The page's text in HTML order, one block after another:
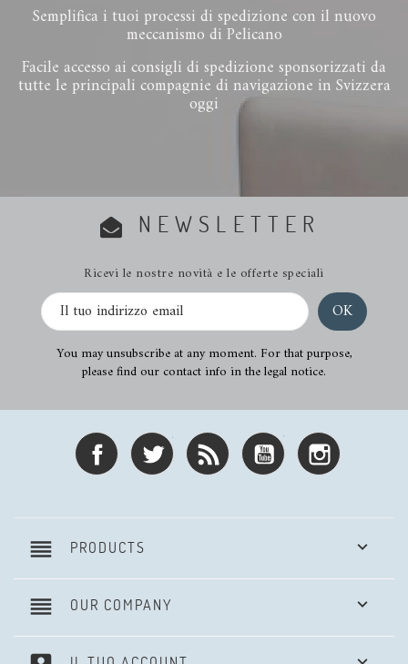
Semplifica i tuoi processi di spedizione con il nuovo
meccanismo di Pelicano
Facile accesso ai consigli di spedizione sponsorizzati da
tutte le principali compagnie di navigazione in Svizzera
oggi
NEWSLETTER
Ricevi le nostre novità e le offerte speciali
You may unsubscribe at any moment. For that purpose,
please find our contact info in the legal notice.
Facebook Twitter Rss YouTube
reorder PRODUCTS 
reorder OUR COMPANY 